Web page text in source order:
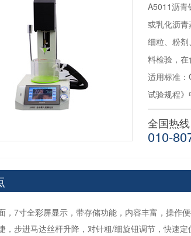
A5011沥青
或乳化沥
细粒、粉
料检验，在
适用标准
试验规程》
全国热线
010-
，7寸全彩屏显示，带存储功能，内容丰富，操作便
，步进马达丝杆升降，对针粗/细旋钮调节，快速定